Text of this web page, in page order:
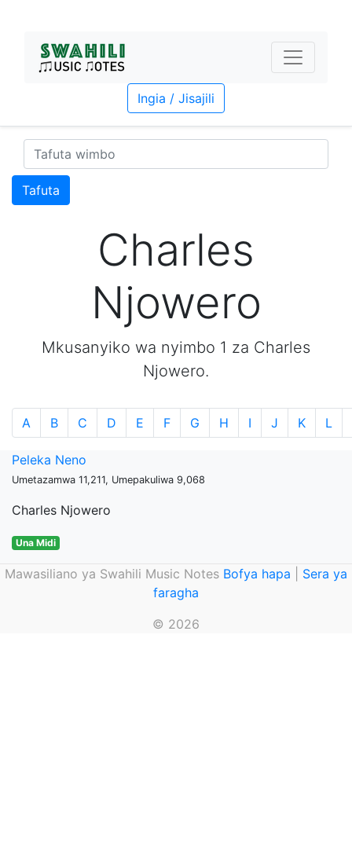
Ingia / Jisajili
Tafuta
Charles
Njowero
Mkusanyiko wa nyimbo 1 za Charles
Njowero.
A B C D E F G H I J K L
Peleka Neno
Umetazamwa 11,211, Umepakuliwa 9,068
Charles Njowero
Una Midi
Mawasiliano ya Swahili Music Notes Bofya hapa
Sera ya
faragha
© 2026